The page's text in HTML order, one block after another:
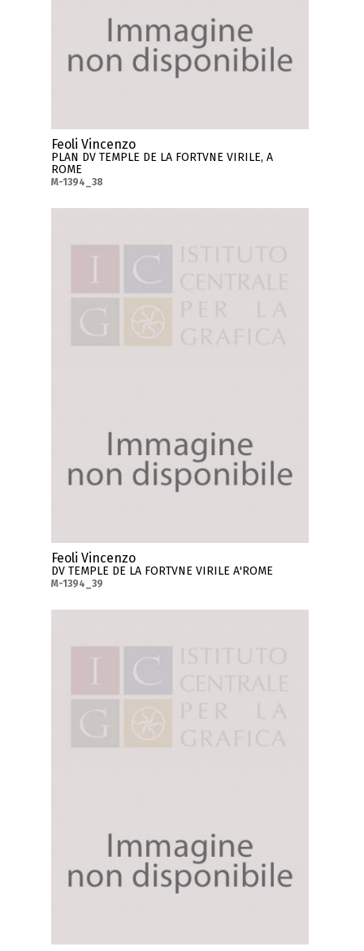
Feoli Vincenzo
PLAN DV TEMPLE DE LA FORTVNE VIRILE, A
ROME
M-1394_38
Feoli Vincenzo
DV TEMPLE DE LA FORTVNE VIRILE A'ROME
M-1394_39